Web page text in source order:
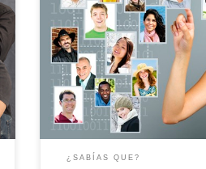
FotoRed se vuelve más social,
las principales redes sociales en
presencia, facebook, twitter o
último caso, es capaz de
contenido de FotoRed,
tus fotografías.
¿SABÍAS QUE?